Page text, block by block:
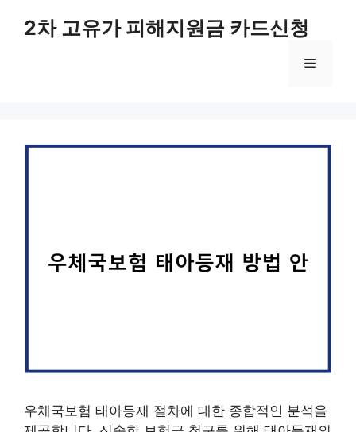
2차 고유가 피해지원금 카드신청
메
우체국보험 태아등재 절차에 대한 종합적인 분석을